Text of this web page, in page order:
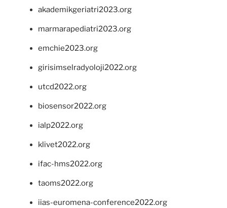
akademikgeriatri2023.org
marmarapediatri2023.org
emchie2023.org
girisimselradyoloji2022.org
utcd2022.org
biosensor2022.org
ialp2022.org
klivet2022.org
ifac-hms2022.org
taoms2022.org
iias-euromena-conference2022.org